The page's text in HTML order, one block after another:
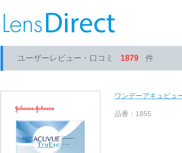
ユーザーレビュー・口コミ 1879 件
ワンデーアキュビュ
品番：1855